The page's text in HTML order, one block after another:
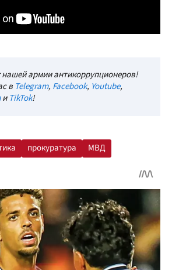
армии антикоррупционеров!
в Telegram, Facebook, Youtube,
иTikTok!
прокуратура МВД